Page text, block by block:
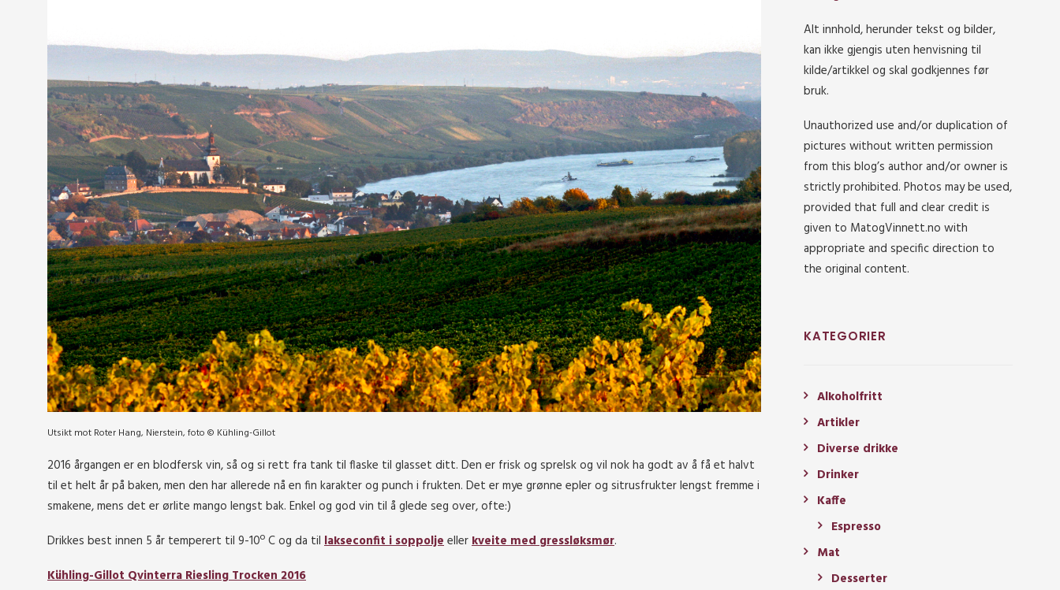
Utsikt mot Roter Hang, Nierstein, foto © Kühling-Gillot
2016 årgangen er en blodfersk vin, så og si rett fra tank til flaske til glasset ditt. Den er frisk og sprelsk og vil nok ha godt av å få et halvt
til et helt år på baken, men den har allerede nå en fin karakter og punch i frukten. Det er mye grønne epler og sitrusfrukter lengst fremme i
smakene, mens det er ørlite mango lengst bak. Enkel og god vin til å glede seg over, ofte:)
Drikkes best innen 5 år temperert til 9-10º C og da til lakseconfit i soppoljeellerkveite med gressløksmør.
Kühling-Gillot Qvinterra Riesling Trocken 2016
Alt innhold, herunder tekst og bilder,
kan ikke gjengis uten henvisning til
kilde/artikkel og skal godkjennes før
bruk.
Unauthorized use and/or duplication of
pictures without written permission
from this blog’s author and/or owner is
strictly prohibited. Photos may be used,
provided that full and clear credit is
given to MatogVinnett.no with
appropriate and specific direction to
the original content.
KATEGORIER
Alkoholfritt
Artikler
Diverse drikke
Drinker
Kaffe
Espresso
Mat
Desserter